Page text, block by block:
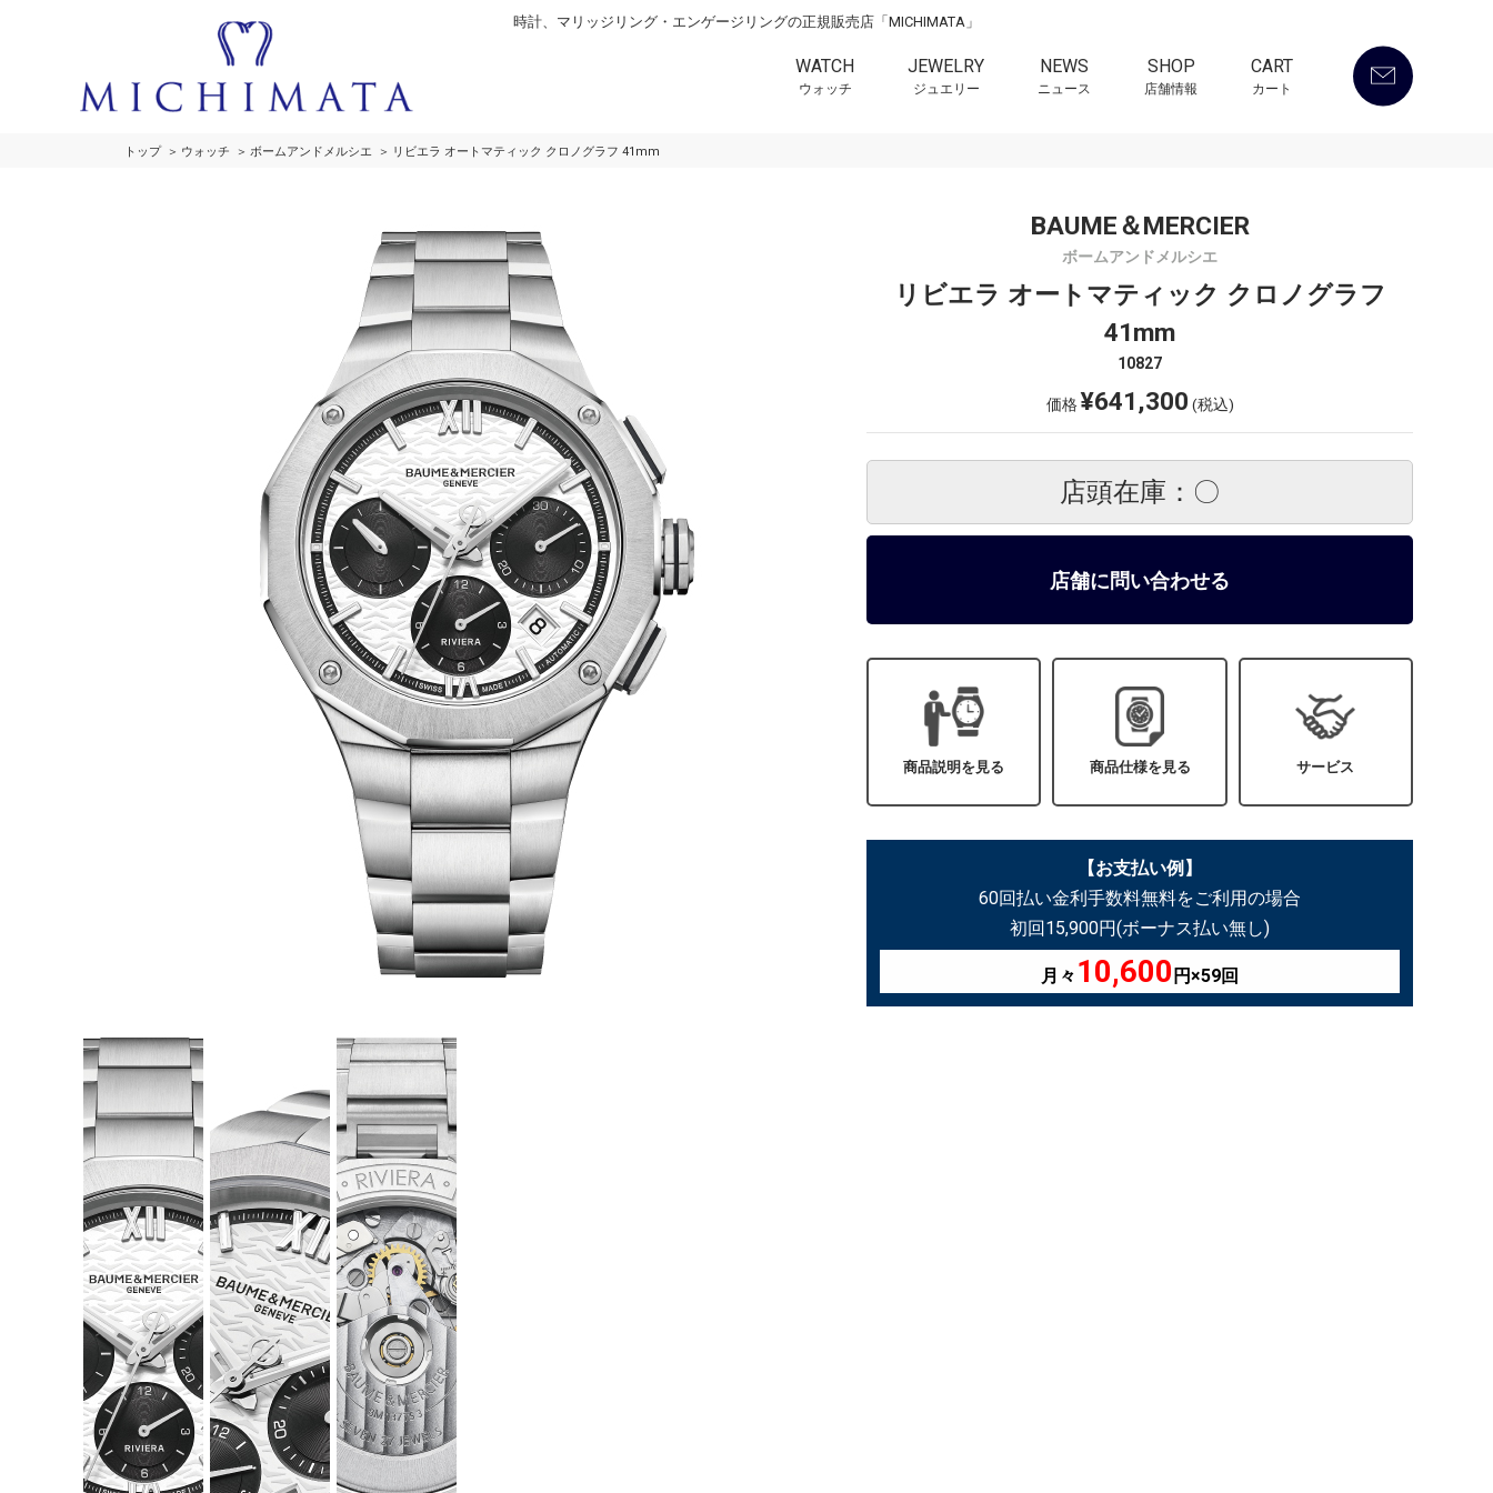
時計、マリッジリング・エンゲージリングの正規販売店「MICHIMATA」
WATCH
ウォッチ
JEWELRY
ジュエリー
NEWS
ニュース
SHOP
店舗情報
CART
カート
トップ ウォッチ ボームアンドメルシエ リビエラ オートマティック クロノグラフ 41mm
BAUME＆MERCIER
ボームアンドメルシエ
リビエラ オートマティック クロノグラフ
41mm
10827
価格¥641,300 (税込)
店頭在庫：〇
店舗に問い合わせる
商品説明を見る 商品仕様を見る サービス
【お支払い例】
60回払い金利手数料無料をご利用の場合
初回15,900円(ボーナス払い無し)
月々 10,600 円×59回